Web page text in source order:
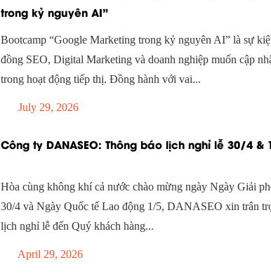
trong kỷ nguyên AI”
Bootcamp “Google Marketing trong kỷ nguyên AI” là sự
đồng SEO, Digital Marketing và doanh nghiệp muốn cập
trong hoạt động tiếp thị. Đồng hành với vai...
July 29, 2026
Công ty DANASEO: Thông báo lịch nghỉ lễ 30/4 &
Hòa cùng không khí cả nước chào mừng ngày Ngày Giải
30/4 và Ngày Quốc tế Lao động 1/5, DANASEO xin trân
lịch nghỉ lễ đến Quý khách hàng...
April 29, 2026